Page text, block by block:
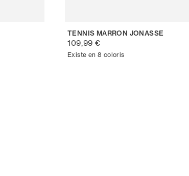
TENNIS MARRON JONASSE
109,99 €
Existe en 8 coloris